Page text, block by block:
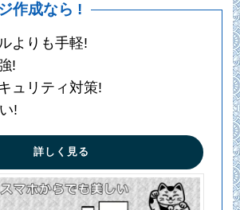
作成なら !
よりも手軽!
!
ュリティ対策!
!
詳しく見る